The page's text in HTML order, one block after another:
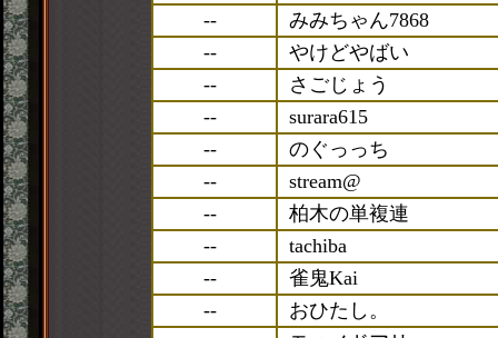
--
みみちゃん7868
--
やけどやばい
--
さごじょう
--
surara615
--
のぐっっち
--
stream@
--
柏木の単複連
--
tachiba
--
雀鬼Kai
--
おひたし。